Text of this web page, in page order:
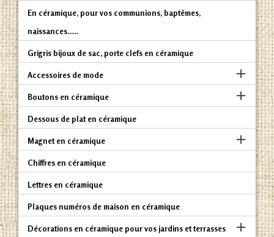
En céramique, pour vos communions, baptêmes,
naissances......
Grigris bijoux de sac, porte clefs en céramique
Accessoires de mode 
Boutons en céramique 
Dessous de plat en céramique
Magnet en céramique 
Chiffres en céramique
Lettres en céramique
Plaques numéros de maison en céramique
Décorations en céramique pour vos jardins et terrasses 